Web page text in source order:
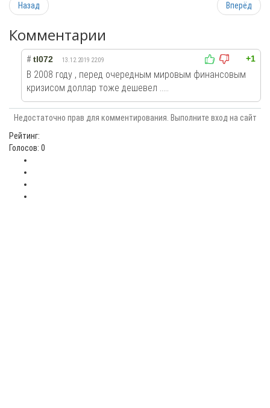
Назад Вперёд
Комментарии
+1
# tl072 13.12.2019 22:09
В 2008 году , перед очередным мировым финансовым
кризисом доллар тоже дешевел .....
Недостаточно прав для комментирования. Выполните вход на сайт
Рейтинг:
Голосов: 0